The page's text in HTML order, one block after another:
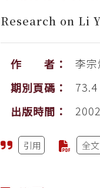
Research on Li
作 者： 李宗
期別頁碼：
出版時間：
引用 全